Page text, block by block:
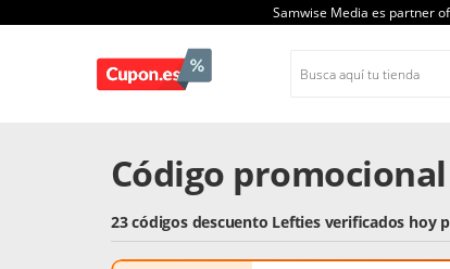
Samwise Media es partner
Código
23 códigos descuento Lefties verificados hoy